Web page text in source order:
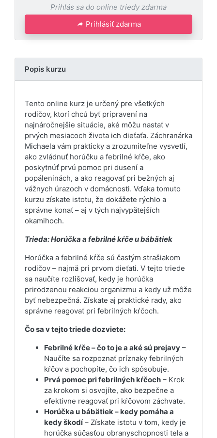
Prihlás sa do online triedy zdarma
Prihlásiť zdarma
Popis kurzu
Tento online kurz je určený pre všetkých
rodičov, ktorí chcú byť pripravení na
najnáročnejšie situácie, aké môžu nastať v
prvých mesiacoch života ich dieťaťa. Záchranárka
Michaela vám prakticky a zrozumiteľne vysvetlí,
ako zvládnuť horúčku a febrilné kŕče, ako
poskytnúť prvú pomoc pri dusení a
popáleninách, a ako reagovať pri bežných aj
vážnych úrazoch v domácnosti. Vďaka tomuto
kurzu získate istotu, že dokážete rýchlo a
správne konať – aj v tých najvypätejších
okamihoch.
Trieda: Horúčka a febrilné kŕče u bábätiek
Horúčka a febrilné kŕče sú častým strašiakom
rodičov – najmä pri prvom dieťati. V tejto triede
sa naučíte rozlišovať, kedy je horúčka
prirodzenou reakciou organizmu a kedy už môže
byť nebezpečná. Získate aj praktické rady, ako
správne reagovať pri febrilných kŕčoch.
Čo sa v tejto triede dozviete:
Febrilné kŕče – čo to je a aké sú prejavy –
Naučíte sa rozpoznať príznaky febrilných
kŕčov a pochopíte, čo ich spôsobuje.
Prvá pomoc pri febrilných kŕčoch – Krok
za krokom si osvojíte, ako bezpečne a
efektívne reagovať pri kŕčovom záchvate.
Horúčka u bábätiek – kedy pomáha a
kedy škodí– Získate istotu v tom, kedy je
horúčka súčasťou obranyschopnosti tela a